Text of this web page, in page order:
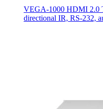
VEGA-1000 HDMI 2.0
directional IR, RS-232,